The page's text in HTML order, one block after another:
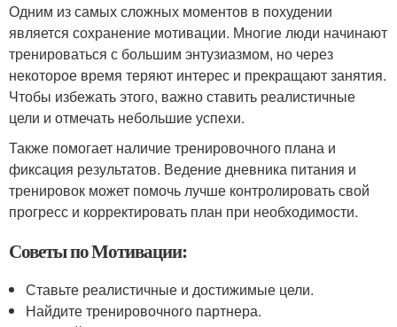
Одним из самых сложных моментов в похудении
является сохранение мотивации. Многие люди начинают
тренироваться с большим энтузиазмом, но через
некоторое время теряют интерес и прекращают занятия.
Чтобы избежать этого, важно ставить реалистичные
цели и отмечать небольшие успехи.
Также помогает наличие тренировочного плана и
фиксация результатов. Ведение дневника питания и
тренировок может помочь лучше контролировать свой
прогресс и корректировать план при необходимости.
Советы по Мотивации:
Ставьте реалистичные и достижимые цели.
Найдите тренировочного партнера.